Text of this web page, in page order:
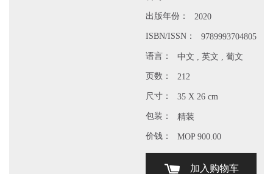
出版年份： 2020
ISBN/ISSN： 9789993704805
语言： 中文 , 英文 , 葡文
页数： 212
尺寸： 35 X 26 cm
包装： 精装
价钱： MOP 900.00
加入购物车